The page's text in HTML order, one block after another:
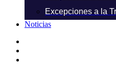
Excepciones a la
Noticias